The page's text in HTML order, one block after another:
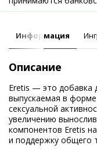
Информация
Описание
Eretis — это добавка
выпускаемая в
сексуальной
увеличению
компонентов Eretis
и поддержку общего